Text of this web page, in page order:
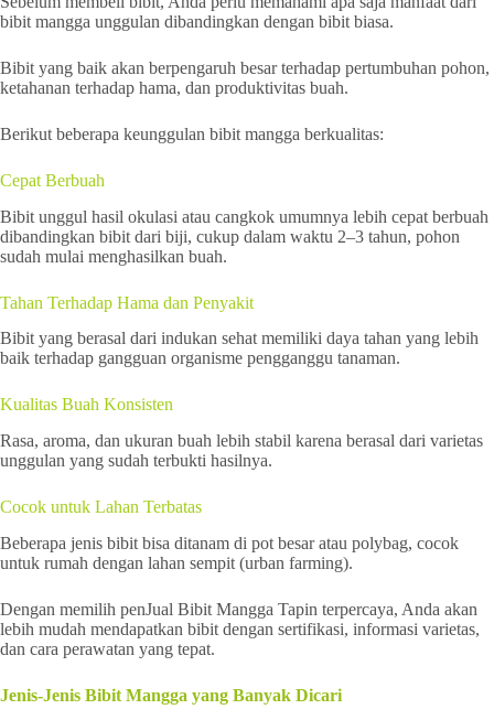
bibit mangga unggulan dibandingkan dengan bibit biasa.
Bibit yang baik akan berpengaruh besar terhadap pertumbuhan pohon,
ketahanan terhadap hama, dan produktivitas buah.
Berikut beberapa keunggulan bibit mangga berkualitas:
Cepat Berbuah
Bibit unggul hasil okulasi atau cangkok umumnya lebih cepat berbuah
dibandingkan bibit dari biji, cukup dalam waktu 2–3 tahun, pohon
sudah mulai menghasilkan buah.
Tahan Terhadap Hama dan Penyakit
Bibit yang berasal dari indukan sehat memiliki daya tahan yang lebih
baik terhadap gangguan organisme pengganggu tanaman.
Kualitas Buah Konsisten
Rasa, aroma, dan ukuran buah lebih stabil karena berasal dari varietas
unggulan yang sudah terbukti hasilnya.
Cocok untuk Lahan Terbatas
Beberapa jenis bibit bisa ditanam di pot besar atau polybag, cocok
untuk rumah dengan lahan sempit (urban farming).
Dengan memilih penJual Bibit Mangga Tapin terpercaya, Anda akan
lebih mudah mendapatkan bibit dengan sertifikasi, informasi varietas,
dan cara perawatan yang tepat.
Jenis-Jenis Bibit Mangga yang Banyak Dicari